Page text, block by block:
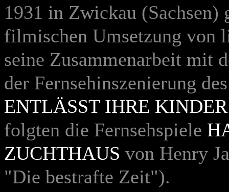
1931 in Zwickau (Sachsen)
filmischen Umsetzung von
seine Zusammenarbeit mit
der Fernsehinszenierung
ENTLÄSST IHRE KINDER
folgten die Fernsehspiele
ZUCHTHAUS von Henry
"Die bestrafte Zeit").